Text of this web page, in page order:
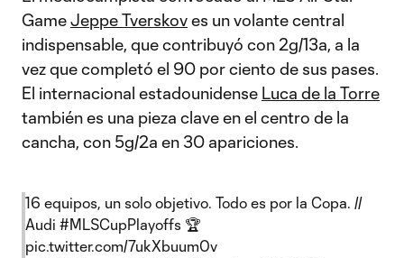
GameJeppe Tverskoves un volante central
indispensable, que contribuyó con 2g/13a, a la
vez que completó el 90 por ciento de sus pases.
El internacional estadounidense Luca de la Torre
también es una pieza clave en el centro de la
cancha, con 5g/2a en 30 apariciones.
16 equipos, un solo objetivo. Todo es por la Copa. //
Audi #MLSCupPlayoffs 🏆
pic.twitter.com/7ukXbuum0v